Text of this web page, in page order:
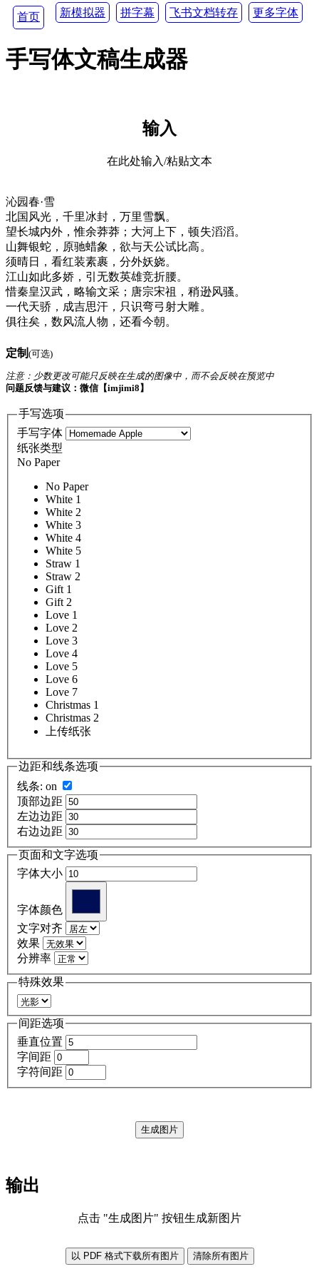
首页 新模拟器 拼字幕 飞书文档转存 更多字体
手写体文稿生成器
输入
在此处输入/粘贴文本
沁园春·雪
北国风光，千里冰封，万里雪飘。
望长城内外，惟余莽莽；大河上下，顿失滔滔。
山舞银蛇，原驰蜡象，欲与天公试比高。
须晴日，看红装素裹，分外妖娆。
江山如此多娇，引无数英雄竞折腰。
惜秦皇汉武，略输文采；唐宗宋祖，稍逊风骚。
一代天骄，成吉思汗，只识弯弓射大雕。
俱往矣，数风流人物，还看今朝。
定制 (可选)
注意：少数更改可能只反映在生成的图像中，而不会反映在预览中
问题反馈与建议：微信【imjimi8】
手写选项
手写字体
纸张类型
No Paper
No Paper
White 1
White 2
White 3
White 4
White 5
Straw 1
Straw 2
Gift 1
Gift 2
Love 1
Love 2
Love 3
Love 4
Love 5
Love 6
Love 7
Christmas 1
Christmas 2
上传纸张
边距和线条选项
线条: on
顶部边距
左边边距
右边边距
页面和文字选项
字体大小
字体颜色
文字对齐
效果
分辨率
特殊效果
间距选项
垂直位置
字间距
字符间距
生成图片
输出
点击 "生成图片" 按钮生成新图片
以 PDF 格式下载所有图片 清除所有图片